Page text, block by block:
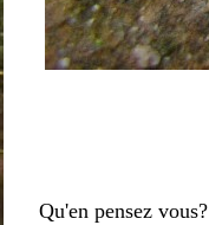
Qu'en pensez vous?